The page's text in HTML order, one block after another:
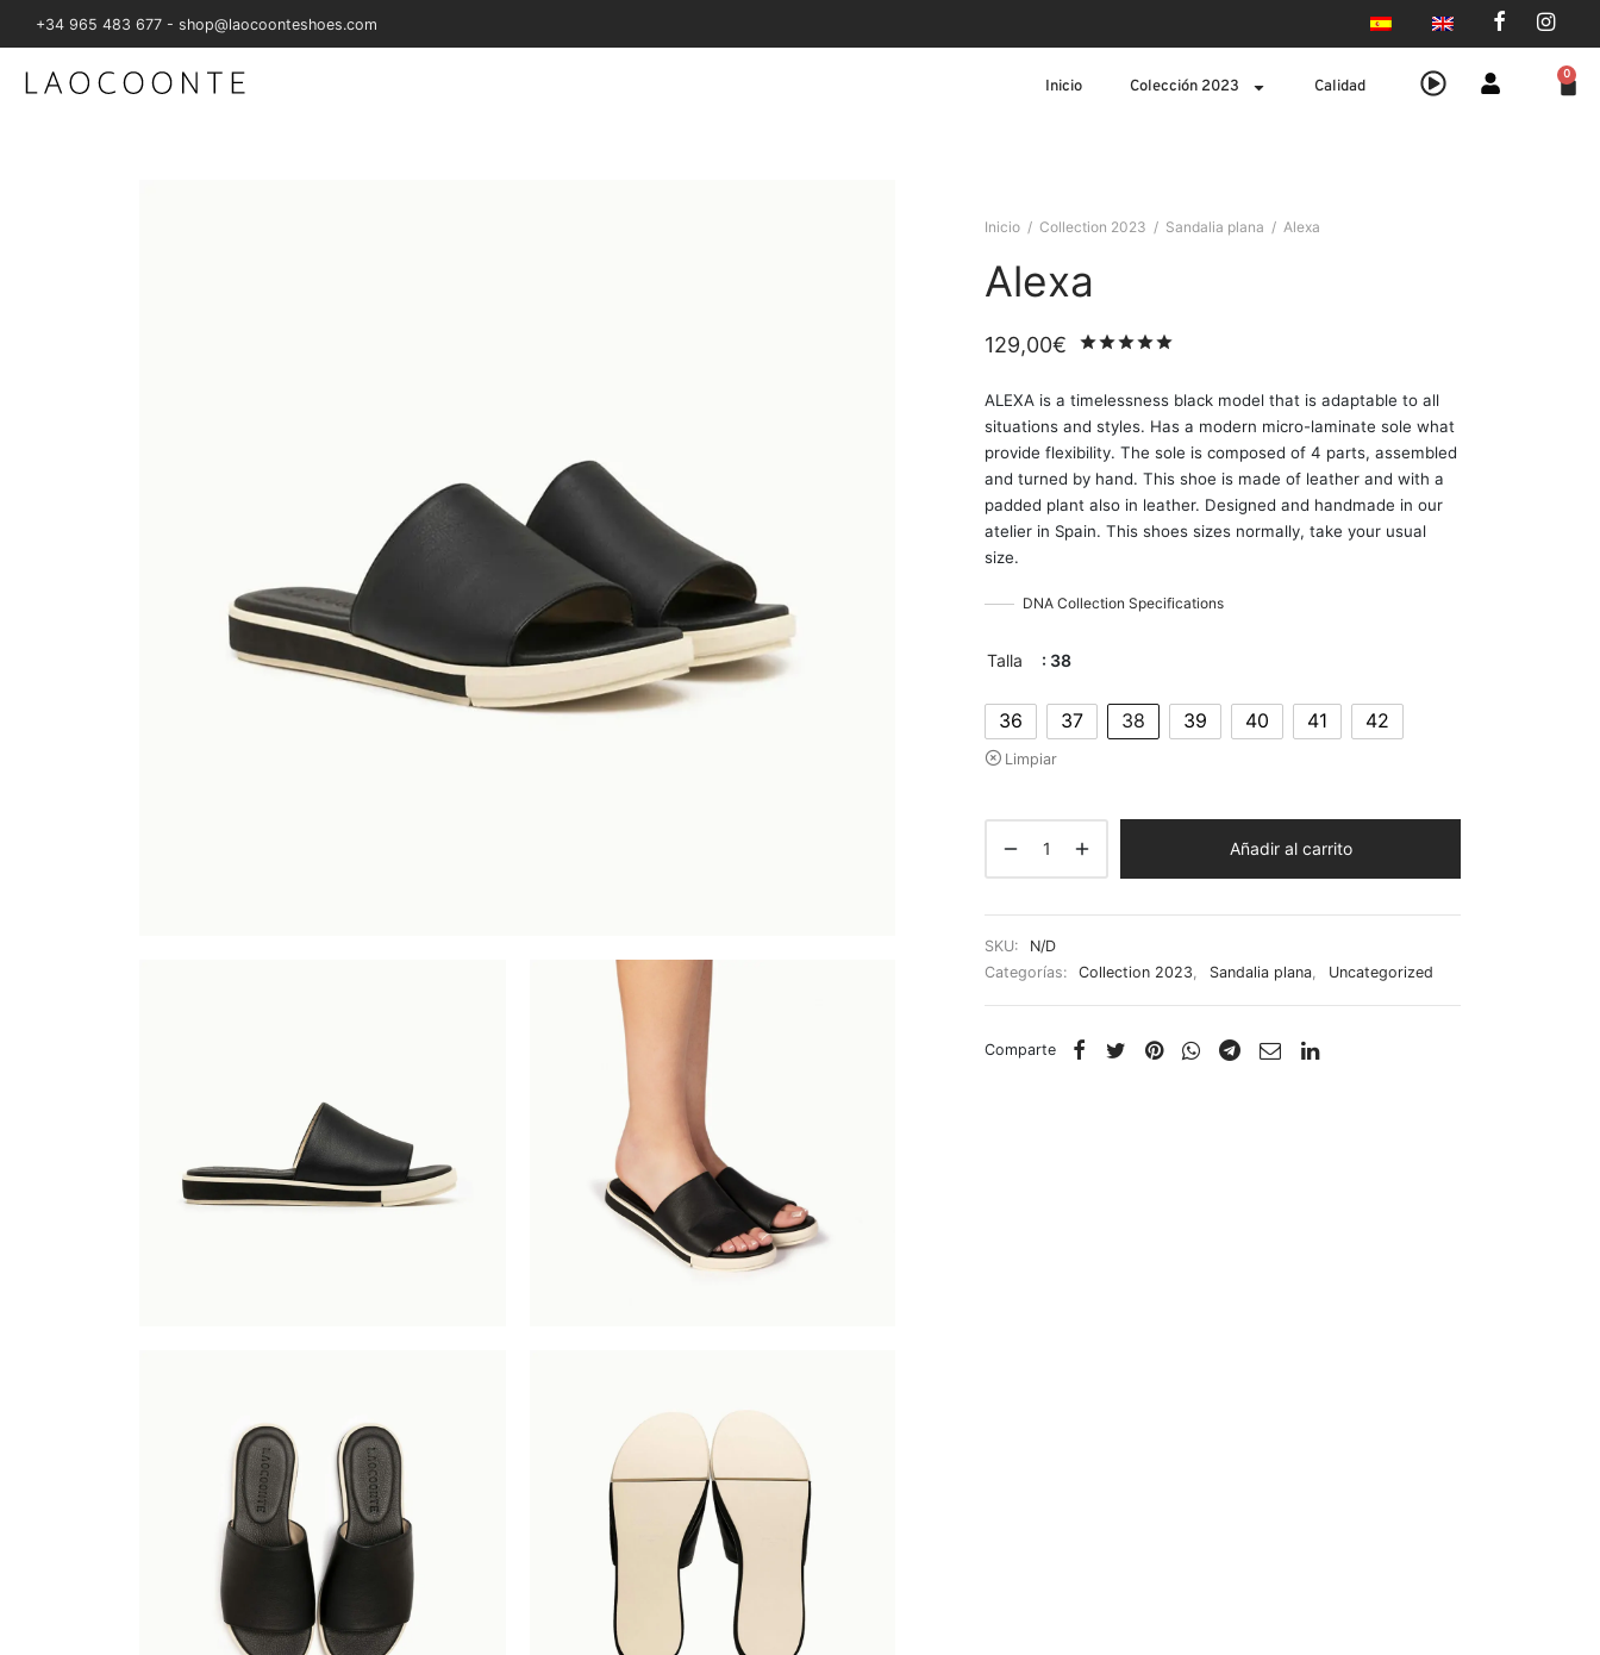
+34 965 483 677 - shop@laocoonteshoes.com
Inicio Colección 2023 Calidad
0
Inicio / Collection 2023 / Sandalia plana / Alexa
Alexa
129,00€
ALEXA is a timelessness black model that is adaptable to all
situations and styles. Has a modern micro-laminate sole what
provide flexibility. The sole is composed of 4 parts, assembled
and turned by hand. This shoe is made of leather and with a
padded plant also in leather. Designed and handmade in our
atelier in Spain. This shoes sizes normally, take your usual
size.
DNA Collection Specifications
Talla : 38
36 37 38 39 40 41 42
Limpiar
Añadir al carrito
SKU:
N/D
Categorías:
Collection 2023, Sandalia plana, Uncategorized
Comparte